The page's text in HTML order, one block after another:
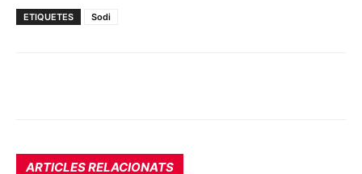
ETIQUETES Sodi
ARTICLES RELACIONATS